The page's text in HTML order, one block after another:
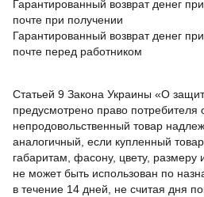
Гарантированный возврат денег
почте при получении
Гарантированный возврат денег
почте перед работником
Статьей 9 Закона Украины «О
предусмотрено право потребителя
непродовольственный товар
аналогичный, если купленный
габаритам, фасону, цвету, размеру
не может быть использован по
в течение 14 дней, не считая дня